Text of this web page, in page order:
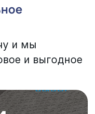
и мы
и выгодное